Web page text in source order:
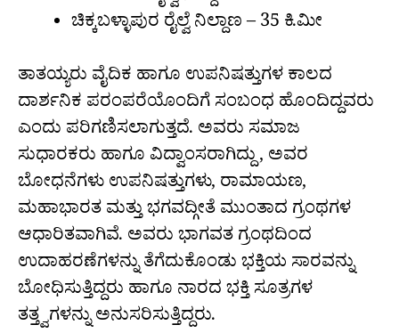
ಚಿಕ್ಕಬಳ್ಳಾಪುರ ರೈಲ್ವೆ ನಿಲ್ದಾಣ – 35 ಕಿ.ಮೀ
ತಾತಯ್ಯರು ವೈದಿಕ ಹಾಗೂ ಉಪನಿಷತ್ತುಗಳ ಕಾಲದ
ದಾರ್ಶನಿಕ ಪರಂಪರೆಯೊಂದಿಗೆ ಸಂಬಂಧ ಹೊಂದಿದ್ದವರು
ಎಂದು ಪರಿಗಣಿಸಲಾಗುತ್ತದೆ. ಅವರು ಸಮಾಜ
ಸುಧಾರಕರು ಹಾಗೂ ವಿದ್ವಾಂಸರಾಗಿದ್ದು, ಅವರ
ಬೋಧನೆಗಳು ಉಪನಿಷತ್ತುಗಳು, ರಾಮಾಯಣ,
ಮಹಾಭಾರತ ಮತ್ತು ಭಗವದ್ಗೀತೆ ಮುಂತಾದ ಗ್ರಂಥಗಳ
ಆಧಾರಿತವಾಗಿವೆ. ಅವರು ಭಾಗವತ ಗ್ರಂಥದಿಂದ
ಉದಾಹರಣೆಗಳನ್ನು ತೆಗೆದುಕೊಂಡು ಭಕ್ತಿಯ ಸಾರವನ್ನು
ಬೋಧಿಸುತ್ತಿದ್ದರು ಹಾಗೂ ನಾರದ ಭಕ್ತಿ ಸೂತ್ರಗಳ
ತತ್ತ್ವಗಳನ್ನು ಅನುಸರಿಸುತ್ತಿದ್ದರು.